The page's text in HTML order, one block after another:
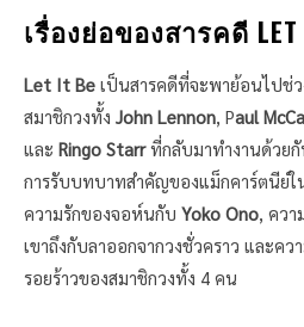
เรื่องย่อของสารคดี LET
Let It Be เป็นสารคดีที่จะพาย้อนไปช่ว
สมาชิกวงทั้ง John Lennon, Paul
และ Ringo Starrที่กลับมาทำงานด้วยกั
การรับบทบาทสำคัญของแม็กคาร์ตนีย์ใ
ความรักของจอห์นกับ Yoko Ono, คว
เขาถึงกับลาออกจากวงชั่วคราว และคว
รอยร้าวของสมาชิกวงทั้ง 4 คน